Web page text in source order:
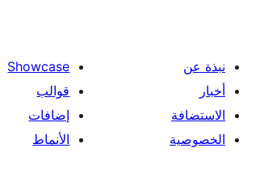
نبذة عن
أخبار
الاستضافة
الخصوصية
Showcase
قوالب
إضافات
الأنماط